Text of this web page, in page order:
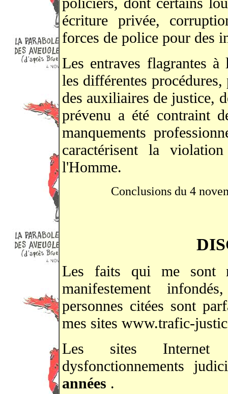
écriture privée,
forces de police pour des
Les entraves flagrantes
les différentes
des auxiliaires de justice,
prévenu a été contraint
manquements
caractérisent la
l'Homme.
Conclusions du 4
Les faits qui me sont
manifestement
personnes citées sont
mes sites www.trafic-
Les sites Internet
dysfonctionnements
années .